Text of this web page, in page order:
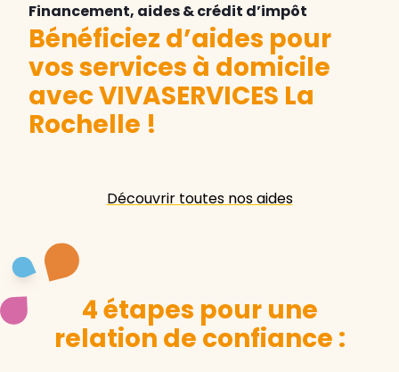
Financement, aides & crédit d’impôt
Bénéficiez d’aides pour
vos services à domicile
avec VIVASERVICES La
Rochelle !
Découvrir toutes nos aides
4 étapes pour une
relation de confiance :